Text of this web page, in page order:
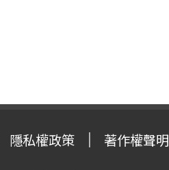
隱私權政策 著作權聲明